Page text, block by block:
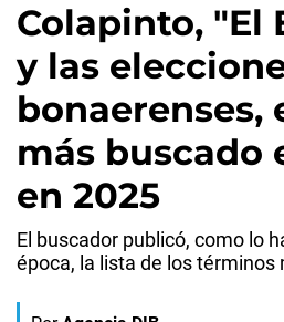
Colapinto, "El
y las
bonaerenses,
más buscado
en 2025
El buscador publicó, como lo
época, la lista de los términos